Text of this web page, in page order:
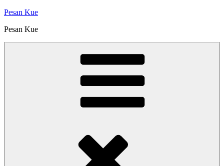
Skip
content
Pesan Kue
Pesan Kue